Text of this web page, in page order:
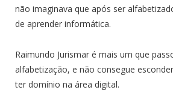
não imaginava que após ser
de aprender informática.
Raimundo Jurismar é mais um que
alfabetização, e não consegue
ter domínio na área digital.